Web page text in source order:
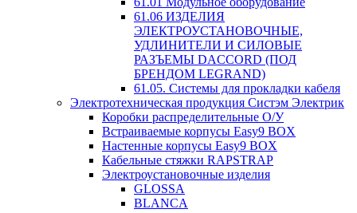
61.06 ИЗДЕЛИЯ
ЭЛЕКТРОУСТАНОВОЧНЫЕ,
УДЛИНИТЕЛИ И СИЛОВЫЕ
РАЗЪЕМЫ DACCORD (ПОД
БРЕНДОМ LEGRAND)
61.05. Системы для прокладки кабеля
Электротехническая продукция Систэм Электрик
Коробки распределительные О/У
Встраиваемые корпусы Easy9 BOX
Настенные корпусы Easy9 BOX
Кабельные стяжки RAPSTRAP
Электроустановочные изделия
GLOSSA
BLANCA